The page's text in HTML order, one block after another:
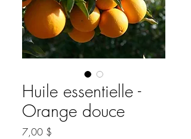
Huile essentielle -
Orange douce
7,00 $